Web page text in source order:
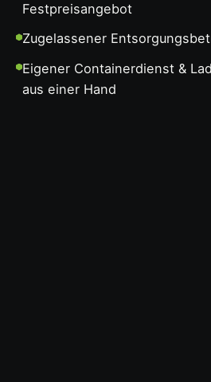
Festpreisangebot
Zugelassener
Eigener Containerdienst &
aus einer Hand